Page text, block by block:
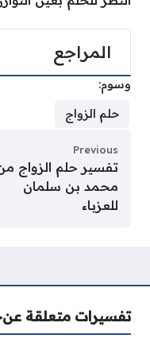
المراجع
وسوم:
حلم الزواج
Previous
تفسير حلم الزواج
محمد بن سلمان
للعزباء
تفسيرات متعلقة عن